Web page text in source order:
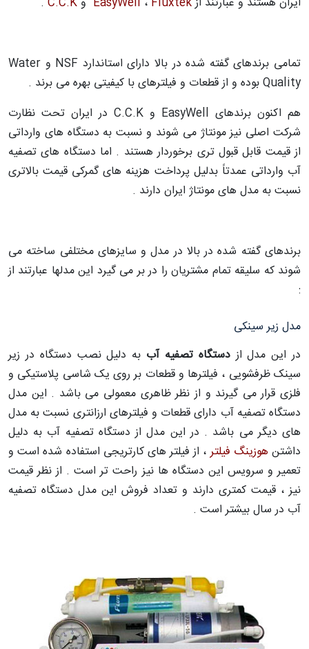
تمامی برندهای گفته شده در بالا دارای استاندارد NSF و Water
Qualityبوده و از قطعات و فیلترهای با کیفیتی بهره می برند .
هم اکنون برندهای EasyWell و C.C.K در ایران تحت نظارت
شرکت اصلی نیز مونتاژ می شوند و نسبت به دستگاه های وارداتی
از قیمت قابل قبول تری برخوردار هستند . اما دستگاه های تصفیه
آب وارداتی عمدتاً بدلیل پرداخت هزینه های گمرکی قیمت بالاتری
نسبت به مدل های مونتاژ ایران دارند .
برندهای گفته شده در بالا در مدل و سایزهای مختلفی ساخته می
شوند که سلیقه تمام مشتریان را در بر می گیرد این مدلها عبارتند از
:
مدل زیر سینکی
در این مدل ازدستگاه تصفیه آب به دلیل نصب دستگاه در زیر
سینک ظرفشویی ، فیلترها و قطعات بر روی یک شاسی پلاستیکی و
فلزی قرار می گیرند و از نظر ظاهری معمولی می باشد . این مدل
دستگاه تصفیه آب دارای قطعات و فیلترهای ارزانتری نسبت به مدل
های دیگر می باشد . در این مدل از دستگاه تصفیه آب به دلیل
داشتن هوزینگ فیلتر، از فیلتر های کارتریجی استفاده شده است و
تعمیر و سرویس این دستگاه ها نیز راحت تر است . از نظر قیمت
نیز ، قیمت کمتری دارند و تعداد فروش این مدل دستگاه تصفیه
آب در سال بیشتر است .